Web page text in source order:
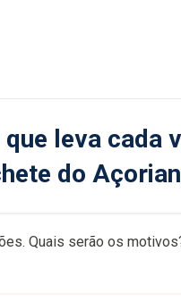
leva cada
do
Quais serão os